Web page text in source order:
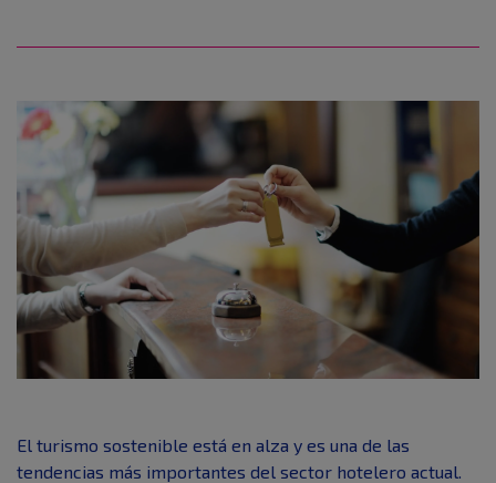
El turismo sostenible está en alza y es una de las
tendencias más importantes del sector hotelero actual.